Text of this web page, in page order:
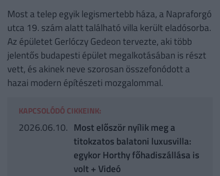
Most a telep egyik legismertebb háza, a Napraforgó
utca 19. szám alatt található villa került eladósorba.
Az épületet Gerlóczy Gedeon tervezte, aki több
jelentős budapesti épület megalkotásában is részt
vett, és akinek neve szorosan összefonódott a
hazai modern építészeti mozgalommal.
KAPCSOLÓDÓ CIKKEINK:
2026.06.10. Most először nyílik meg a
titokzatos balatoni luxusvilla:
egykor Horthy főhadiszállása is
volt + Videó